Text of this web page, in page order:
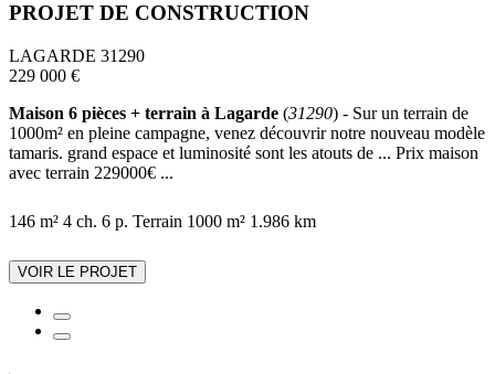
PROJET DE CONSTRUCTION
LAGARDE 31290
229 000 €
Maison 6 pièces + terrain à Lagarde (31290) - Sur un terrain de
1000m² en pleine campagne, venez découvrir notre nouveau modèle
tamaris. grand espace et luminosité sont les atouts de ... Prix maison
avec terrain 229000€ ...
146 m² 4 ch. 6 p. Terrain 1000 m² 1.986 km
VOIR LE PROJET